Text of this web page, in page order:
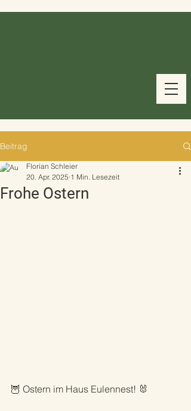
Beitrag
Frohe Ostern
Florian Schleier
20. Apr. 2025 1 Min. Lesezeit
🦉 Ostern im Haus Eulennest! 🐰